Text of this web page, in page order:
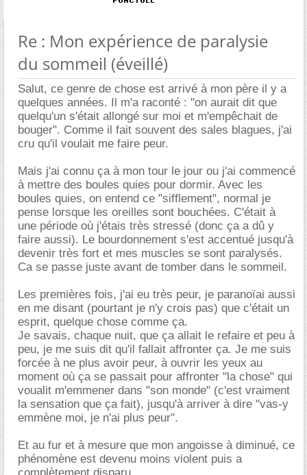
Re : Mon expérience de paralysie
du sommeil (éveillé)
Salut, ce genre de chose est arrivé à mon père il y a
quelques années. Il m'a raconté : "on aurait dit que
quelqu'un s'était allongé sur moi et m'empêchait de
bouger". Comme il fait souvent des sales blagues, j'ai
cru qu'il voulait me faire peur.
Mais j'ai connu ça à mon tour le jour ou j'ai commencé
à mettre des boules quies pour dormir. Avec les
boules quies, on entend ce "sifflement", normal je
pense lorsque les oreilles sont bouchées. C'était à
une période où j'étais très stressé (donc ça a dû y
faire aussi). Le bourdonnement s'est accentué jusqu'à
devenir très fort et mes muscles se sont paralysés.
Ca se passe juste avant de tomber dans le sommeil.
Les premières fois, j'ai eu très peur, je paranoïai aussi
en me disant (pourtant je n'y crois pas) que c'était un
esprit, quelque chose comme ça.
Je savais, chaque nuit, que ça allait le refaire et peu à
peu, je me suis dit qu'il fallait affronter ça. Je me suis
forcée à ne plus avoir peur, à ouvrir les yeux au
moment où ça se passait pour affronter "la chose" qui
voualit m'emmener dans "son monde" (c'est vraiment
la sensation que ça fait), jusqu'à arriver à dire "vas-y
emmène moi, je n'ai plus peur".
Et au fur et à mesure que mon angoisse à diminué, ce
phénomène est devenu moins violent puis a